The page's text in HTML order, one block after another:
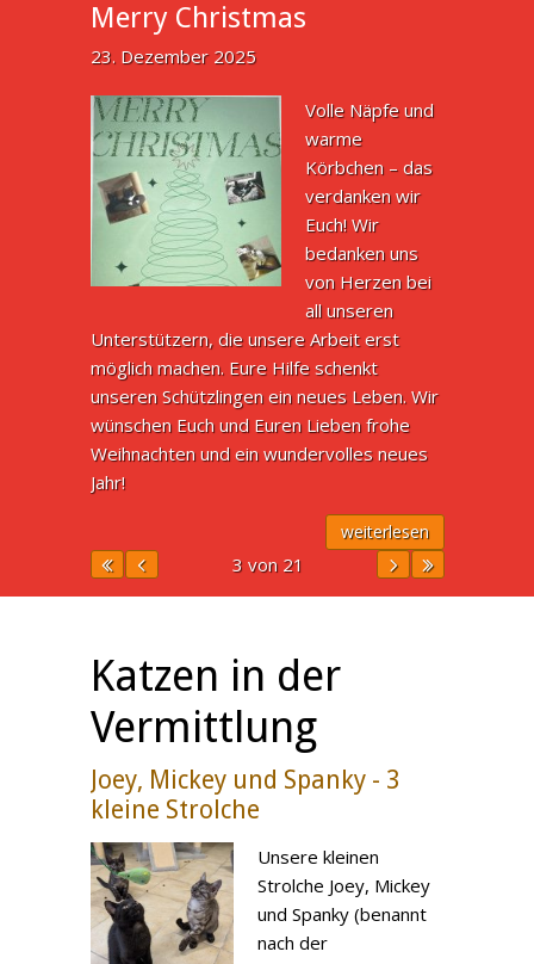
Merry Christmas
23. Dezember 2025
Volle Näpfe und
warme
Körbchen – das
verdanken wir
Euch! Wir
bedanken uns
von Herzen bei
all unseren
Unterstützern, die unsere Arbeit erst
möglich machen. Eure Hilfe schenkt
unseren Schützlingen ein neues Leben. Wir
wünschen Euch und Euren Lieben frohe
Weihnachten und ein wundervolles neues
Jahr!
weiterlesen
3 von 21
Katzen in der
Vermittlung
Joey, Mickey und Spanky - 3
kleine Strolche
Unsere kleinen
Strolche Joey, Mickey
und Spanky (benannt
nach der